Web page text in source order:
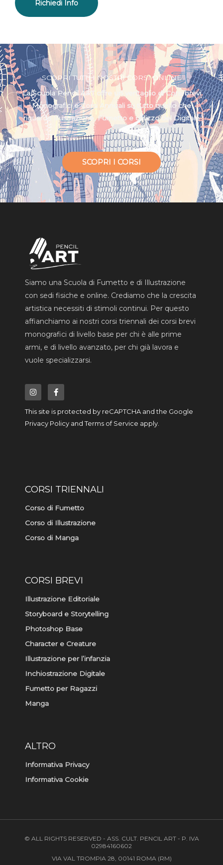
SCOPRI TUTTI I NOSTRI CORSI ONLINE
La Scuola Pencil ART offre un ventaglio di Corsi brevi
Monografici e Corsi Annuali su tutto quello che
riguarda Illustrazione, Fumetto e utilizzo del Digitale
SCOPRI I CORSI
Siamo una Scuola di Fumetto e di Illustrazione
con sedi fisiche e online. Crediamo che la crescita
artistica necessiti di stimoli continui. Per questo
affianchiamo ai nostri corsi triennali dei corsi brevi
monografici di livello base per chi è alle prime
armi, e di livello avanzato, per chi già lavora e
vuole specializzarsi.
n
s
t
a
g
r
a
c
e
o
o
This site is protected by reCAPTCHA and the Google
Privacy Policy andTerms of Service apply.
CORSI TRIENNALI
Corso di Fumetto
Corso di Illustrazione
Corso di Manga
CORSI BREVI
Illustrazione Editoriale
Storyboard e Storytelling
Photoshop Base
Character e Creature
Illustrazione per l’infanzia
Inchiostrazione Digitale
Fumetto per Ragazzi
Manga
ALTRO
Informativa Privacy
Informativa Cookie
© ALL RIGHTS RESERVED - ASS. CULT. PENCIL ART - P. IVA
02984160602
VIA VAL TROMPIA 28, 00141 ROMA (RM)